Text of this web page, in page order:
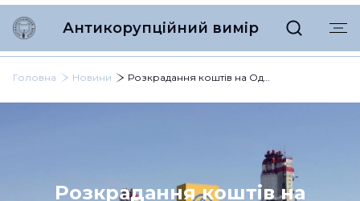
Антикорупційний вимір
Головна Новини Розкрадання коштів на Одеському припортовому: у справі з’явився ще один підозрюваний
Розкрадання коштів на